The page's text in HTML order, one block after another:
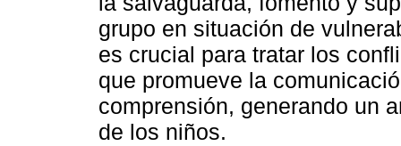
grupo en situación de
es crucial para tratar los
que promueve la
comprensión, generando un
de los niños.